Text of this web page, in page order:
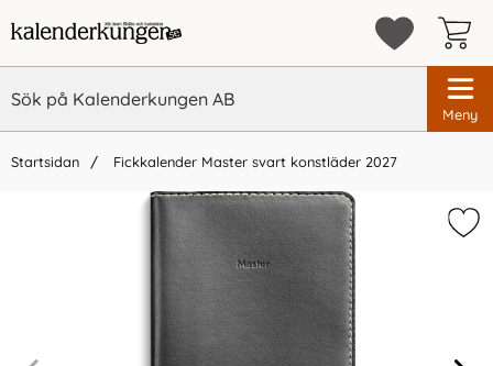
Meny
Startsidan Fickkalender Master svart konstläder 2027
Vi rekommenderar